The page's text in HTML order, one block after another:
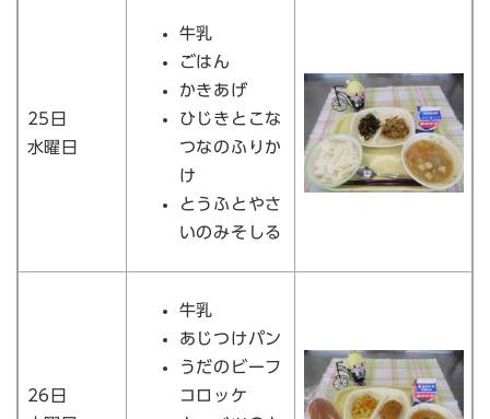
25日
水曜日
牛乳
ごはん
かきあげ
ひじきとこな
つなのふりか
け
とうふとやさ
いのみそしる
26日
牛乳
あじつけパン
うだのビーフ
コロッケ